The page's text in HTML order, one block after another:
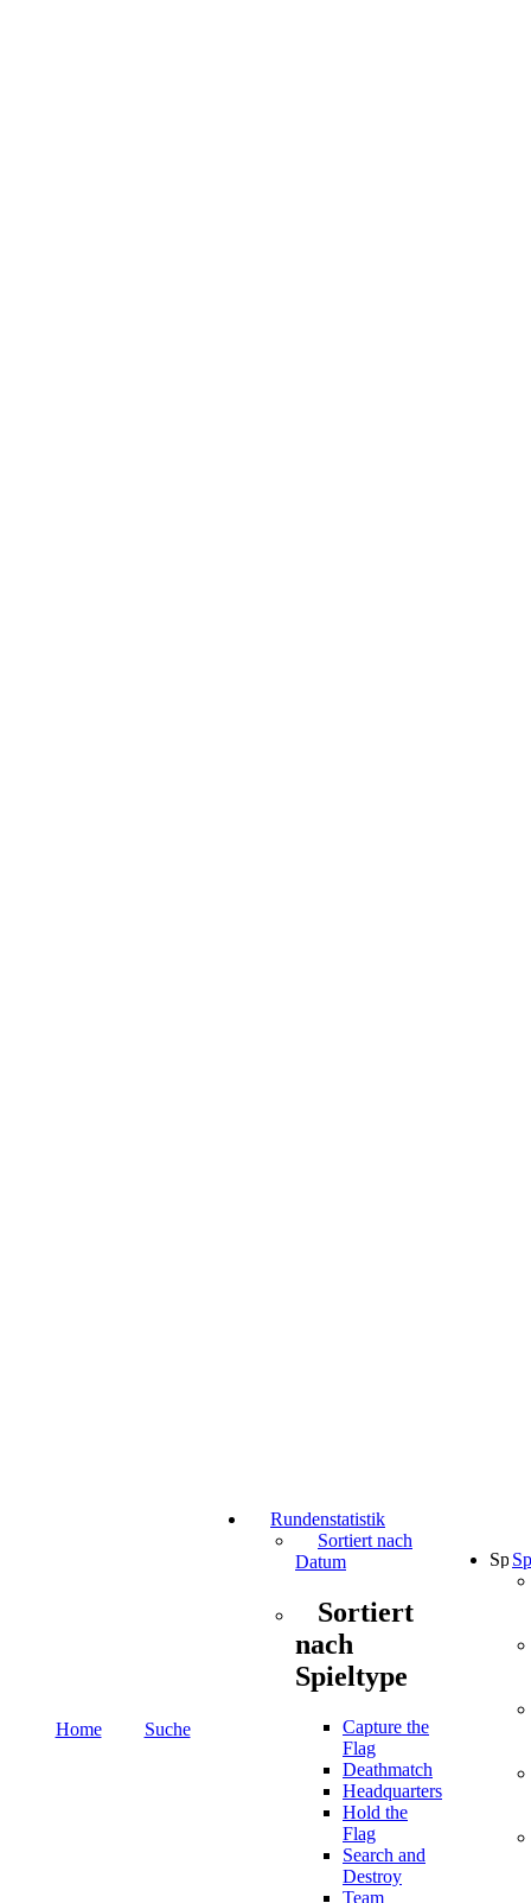
Home Suche
Rundenstatistik
Sortiert nach
Datum
Sortiert
nach
Spieltype
Capture the
Flag
Deathmatch
Headquarters
Hold the
Flag
Search and
Destroy
Team